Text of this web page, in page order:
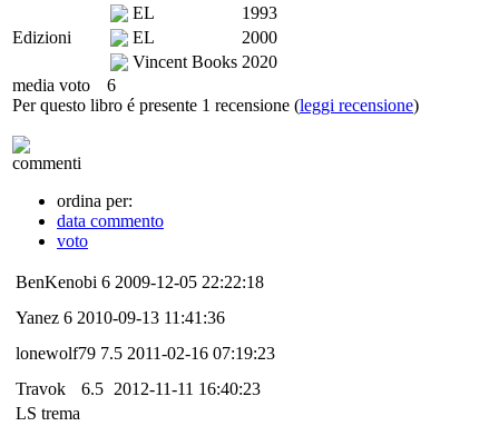
Edizioni
EL
1993
EL
2000
Vincent Books 2020
media voto
6
Per questo libro é presente 1 recensione (leggi recensione)
commenti
ordina per:
data commento
voto
BenKenobi 6 2009-12-05 22:22:18
Yanez 6 2010-09-13 11:41:36
lonewolf79 7.5 2011-02-16 07:19:23
Travok
6.5 2012-11-11 16:40:23
LS trema